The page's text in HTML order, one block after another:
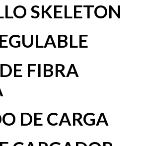
SKELETON
FIBRA
DE CARGA